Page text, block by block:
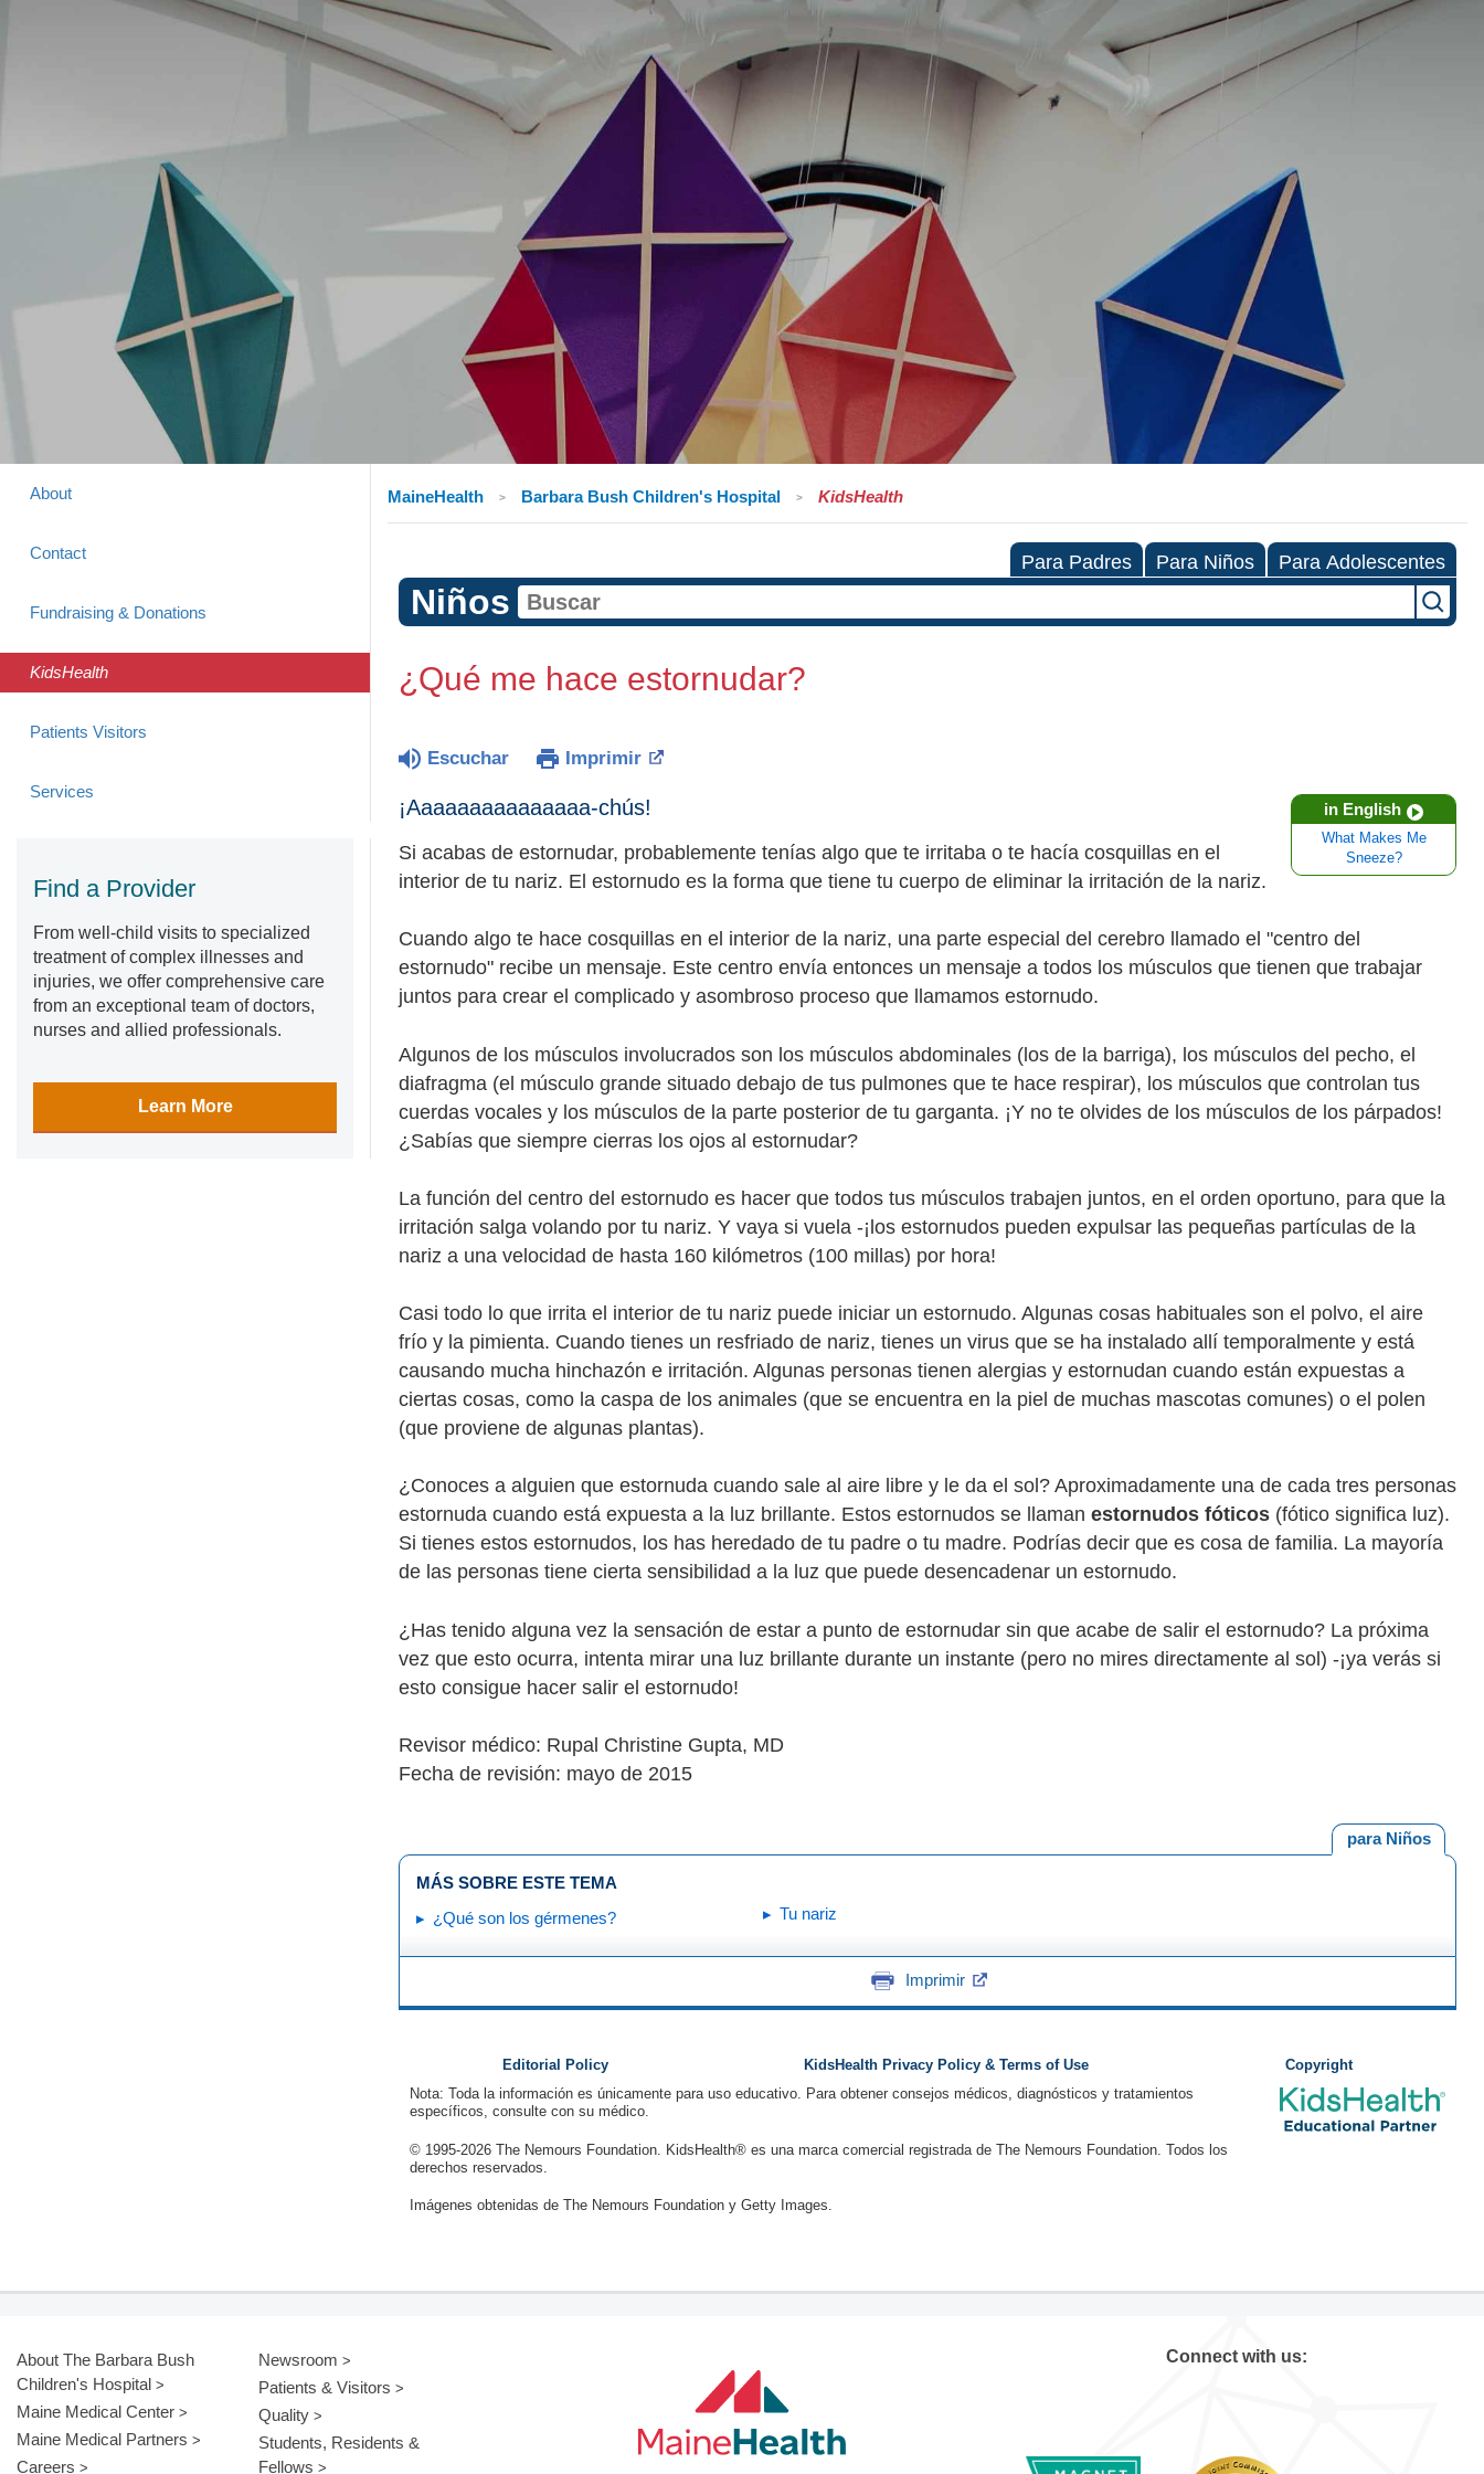
About
Contact
Fundraising & Donations
KidsHealth
Patients Visitors
Services
Find a Provider
From well-child visits to specialized
treatment of complex illnesses and
injuries, we offer comprehensive care
from an exceptional team of doctors,
nurses and allied professionals.
Learn More
MaineHealth Barbara Bush Children's Hospital KidsHealth
Para Padres Para Niños Para Adolescentes
Niños
¿Qué me hace estornudar?
Escuchar Imprimir
in English
What Makes Me
Sneeze?
¡Aaaaaaaaaaaaaaa-chús!
Si acabas de estornudar, probablemente tenías algo que te irritaba o te hacía cosquillas en el
interior de tu nariz. El estornudo es la forma que tiene tu cuerpo de eliminar la irritación de la nariz.
Cuando algo te hace cosquillas en el interior de la nariz, una parte especial del cerebro llamado el "centro del
estornudo" recibe un mensaje. Este centro envía entonces un mensaje a todos los músculos que tienen que trabajar
juntos para crear el complicado y asombroso proceso que llamamos estornudo.
Algunos de los músculos involucrados son los músculos abdominales (los de la barriga), los músculos del pecho, el
diafragma (el músculo grande situado debajo de tus pulmones que te hace respirar), los músculos que controlan tus
cuerdas vocales y los músculos de la parte posterior de tu garganta. ¡Y no te olvides de los músculos de los párpados!
¿Sabías que siempre cierras los ojos al estornudar?
La función del centro del estornudo es hacer que todos tus músculos trabajen juntos, en el orden oportuno, para que la
irritación salga volando por tu nariz. Y vaya si vuela -¡los estornudos pueden expulsar las pequeñas partículas de la
nariz a una velocidad de hasta 160 kilómetros (100 millas) por hora!
Casi todo lo que irrita el interior de tu nariz puede iniciar un estornudo. Algunas cosas habituales son el polvo, el aire
frío y la pimienta. Cuando tienes un resfriado de nariz, tienes un virus que se ha instalado allí temporalmente y está
causando mucha hinchazón e irritación. Algunas personas tienen alergias y estornudan cuando están expuestas a
ciertas cosas, como la caspa de los animales (que se encuentra en la piel de muchas mascotas comunes) o el polen
(que proviene de algunas plantas).
¿Conoces a alguien que estornuda cuando sale al aire libre y le da el sol? Aproximadamente una de cada tres personas
estornuda cuando está expuesta a la luz brillante. Estos estornudos se llaman estornudos fóticos (fótico significa luz).
Si tienes estos estornudos, los has heredado de tu padre o tu madre. Podrías decir que es cosa de familia. La mayoría
de las personas tiene cierta sensibilidad a la luz que puede desencadenar un estornudo.
¿Has tenido alguna vez la sensación de estar a punto de estornudar sin que acabe de salir el estornudo? La próxima
vez que esto ocurra, intenta mirar una luz brillante durante un instante (pero no mires directamente al sol) -¡ya verás si
esto consigue hacer salir el estornudo!
Revisor médico: Rupal Christine Gupta, MD
Fecha de revisión: mayo de 2015
para Niños
MÁS SOBRE ESTE TEMA
¿Qué son los gérmenes?
Tu nariz
Imprimir
Editorial Policy KidsHealth Privacy Policy & Terms of Use
Copyright
Nota: Toda la información es únicamente para uso educativo. Para obtener consejos médicos, diagnósticos y tratamientos
específicos, consulte con su médico.
© 1995-2026 The Nemours Foundation. KidsHealth® es una marca comercial registrada de The Nemours Foundation. Todos los
derechos reservados.
Imágenes obtenidas de The Nemours Foundation y Getty Images.
About The Barbara Bush
Children's Hospital
Maine Medical Center
Maine Medical Partners
Careers
Newsroom
Patients & Visitors
Quality
Students, Residents &
Fellows
Connect with us: